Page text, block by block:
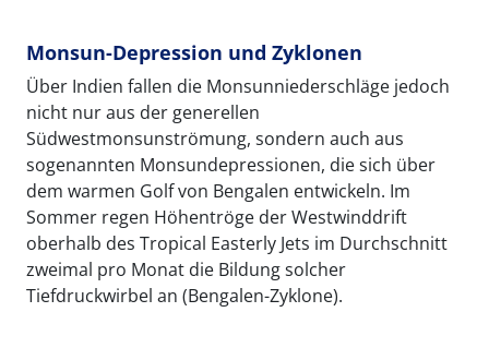
Monsun-Depression und Zyklonen
Über Indien fallen die Monsunniederschläge jedoch
nicht nur aus der generellen
Südwestmonsunströmung, sondern auch aus
sogenannten Monsundepressionen, die sich über
dem warmen Golf von Bengalen entwickeln. Im
Sommer regen Höhentröge der Westwinddrift
oberhalb des Tropical Easterly Jets im Durchschnitt
zweimal pro Monat die Bildung solcher
Tiefdruckwirbel an (Bengalen-Zyklone).